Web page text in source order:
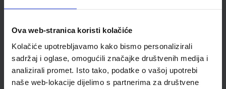
Ova web-stranica koristi kolačiće
Kolačiće upotrebljavamo kako bismo personalizirali
sadržaj i oglase, omogućili značajke društvenih medija i
analizirali promet. Isto tako, podatke o vašoj upotrebi
naše web-lokacije dijelimo s partnerima za društvene